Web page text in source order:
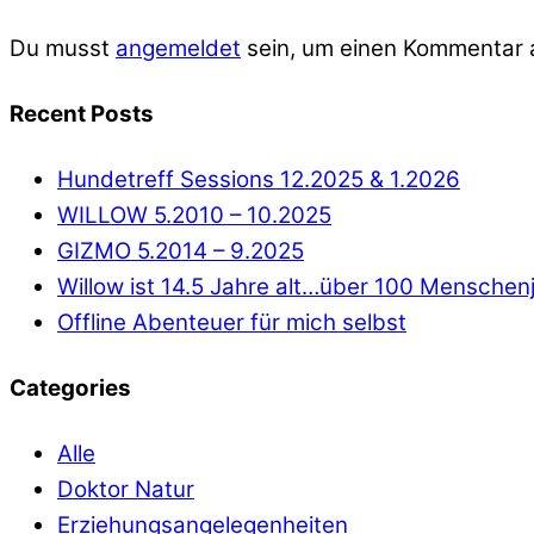
Du musst angemeldet sein, um einen Kommentar
Recent Posts
Hundetreff Sessions 12.2025 & 1.2026
WILLOW 5.2010 – 10.2025
GIZMO 5.2014 – 9.2025
Willow ist 14.5 Jahre alt…über 100
Offline Abenteuer für mich selbst
Categories
Alle
Doktor Natur
Erziehungsangelegenheiten